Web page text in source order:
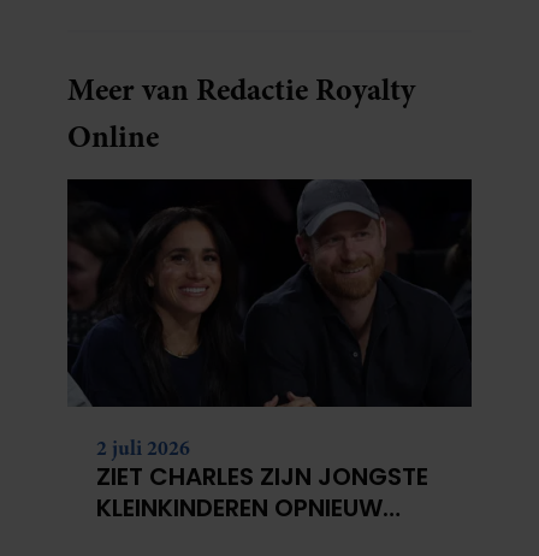
Meer van Redactie Royalty
Online
2 juli 2026
ZIET CHARLES ZIJN JONGSTE
KLEINKINDEREN OPNIEUW